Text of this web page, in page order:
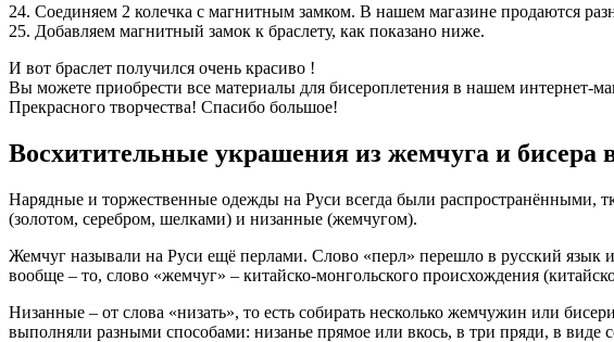
24. Соединяем 2 колечка с магнитным замком. В нашем магазине продаются
25. Добавляем магнитный замок к браслету, как показано ниже.
И вот браслет получился очень красиво !
Вы можете приобрести все материалы для бисероплетения в нашем интернет-
Прекрасного творчества! Спасибо большое!
Восхитительные украшения из жемчуга и бисера
Нарядные и торжественные одежды на Руси всегда были
(золотом, серебром, шелками) и низанные (жемчугом).
Жемчуг называли на Руси ещё перлами. Слово «перл» перешло в русский язык
вообще – то, слово «жемчуг» – китайско-монгольского происхождения
Низанные – от слова «низать», то есть собирать несколько жемчужин или
выполняли разными способами: низанье прямое или вкось, в три пряди, в